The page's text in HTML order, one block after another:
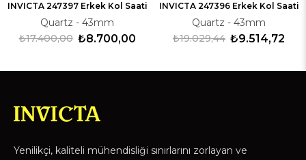
INVICTA 247397 Erkek Kol Saati
Quartz - 43mm
₺8.700,00
₺17.400,00
INVICTA 247396 Erkek Kol Saati
Quartz - 43mm
₺9.514,72
₺19.029,44
Yenilikçi, kaliteli mühendisliği sınırlarını zorlayan ve